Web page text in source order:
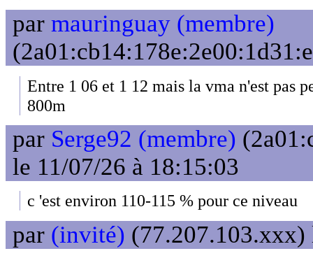
par mauringuay (membre)
Entre 1 06 et 1 12 mais la vma n'est pas
800m
par Serge92 (membre)
le 11/07/26 à 18:15:03
c 'est environ 110-115 % pour ce niveau
par (invité) (77.207.103.xxx)